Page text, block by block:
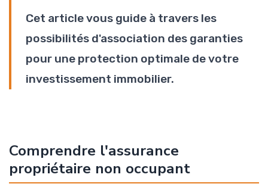
Cet article vous guide à travers les
possibilités d'association des garanties
pour une protection optimale de votre
investissement immobilier.
Comprendre l'assurance
propriétaire non occupant